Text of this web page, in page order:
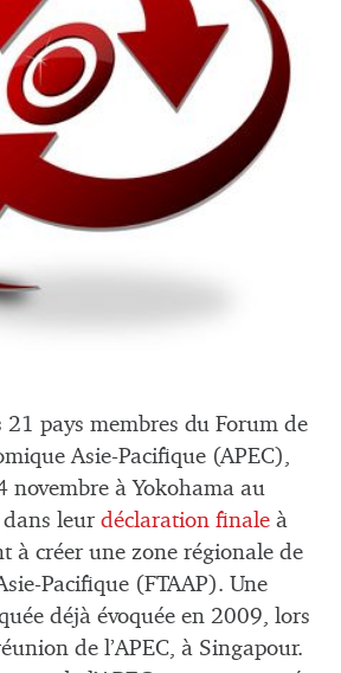
21 pays membres du Forum de
Asie-Pacifique (APEC),
novembre à Yokohama au
dans leur déclaration finale à
à créer une zone régionale de
Pacifique (FTAAP). Une
déjà évoquée en 2009, lors
de l’APEC, à Singapour.